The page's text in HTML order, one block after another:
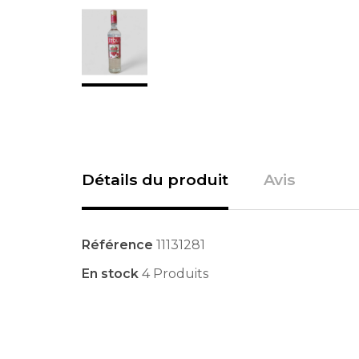
Détails du produit Avis
Référence 11131281
En stock 4 Produits